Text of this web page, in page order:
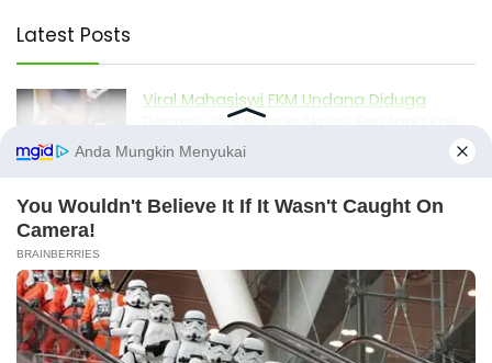
Latest Posts
Viral Mahasiswi FKM Undana Diduga
Depresi Usai Sidang Skripsi Berulang Kali
Tertunda
Berita Viral 0
Aman dan Tingkatkan Intelijen serta
Patroli Siber
Berita Viral 1